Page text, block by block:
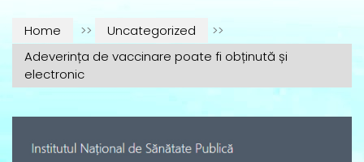
Home >> Uncategorized
>>
Adeverința de vaccinare poate fi obținută și
electronic